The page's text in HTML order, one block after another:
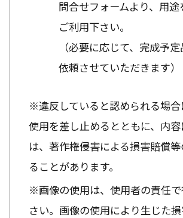
問合せフォームより、用
ご利用下さい。
（必要に応じて、完成予
依頼させていただきます）
※違反していると認められる場
使用を差し止めるとともに、内容
は、著作権侵害による損害賠償
ることがあります。
※画像の使用は、使用者の責任で
さい。画像の使用により生じた